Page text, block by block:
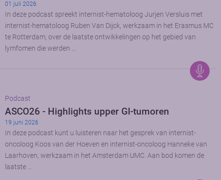
01 juli 2026
In deze podcast spreekt internist-hematoloog Jurjen Versluis met
internist-hematoloog Ruben Van Dijck, werkzaam in het Erasmus MC
te Rotterdam, over de laatste ontwikkelingen op het gebied van
lymfomen die werden …
Podcast
ASCO26 - Highlights upper GI-tumoren
19 juni 2026
In deze podcast kunt u luisteren naar het gesprek van internist-
oncoloog Koos van der Hoeven en internist-oncoloog Hanneke van
Laarhoven, werkzaam in het Amsterdam UMC. Aan bod komen de
laatste …